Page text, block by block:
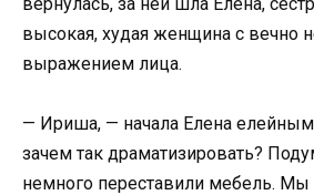
высокая, худая женщина с вечно
выражением лица.
— Ириша, — начала Елена
зачем так драматизировать?
немного переставили мебель. Мы